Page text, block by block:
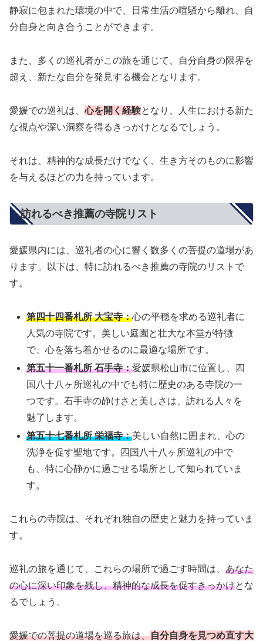
静寂に包まれた環境の中で、日常生活の喧騒から離れ、自
分自身と向き合うことができます。
また、多くの巡礼者がこの旅を通じて、自分自身の限界を
超え、新たな自分を発見する機会となります。
愛媛での巡礼は、心を開く経験となり、人生における新た
な視点や深い洞察を得るきっかけとなるでしょう。
それは、精神的な成長だけでなく、生き方そのものに影響
を与えるほどの力を持っています。
訪れるべき推薦の寺院リスト
愛媛県内には、巡礼者の心に響く数多くの菩提の道場があ
ります。以下は、特に訪れるべき推薦の寺院のリストで
す。
第四十四番札所 大宝寺：心の平穏を求める巡礼者に
人気の寺院です。美しい庭園と壮大な本堂が特徴
で、心を落ち着かせるのに最適な場所です。
第五十一番札所 石手寺：愛媛県松山市に位置し、四
国八十八ヶ所巡礼の中でも特に歴史のある寺院の一
つです。石手寺の静けさと美しさは、訪れる人々を
魅了します。
第五十七番札所 栄福寺：美しい自然に囲まれ、心の
洗浄を促す聖地です。四国八十八ヶ所巡礼の中で
も、特に心静かに過ごせる場所として知られていま
す。
これらの寺院は、それぞれ独自の歴史と魅力を持っていま
す。
巡礼の旅を通じて、これらの場所で過ごす時間は、 あなた
の心に深い印象を残し、精神的な成長を促すきっかけとな
るでしょう。
愛媛での菩提の道場を巡る旅は、自分自身を見つめ直す大